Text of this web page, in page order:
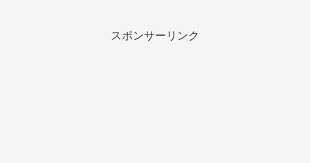
スポンサーリンク